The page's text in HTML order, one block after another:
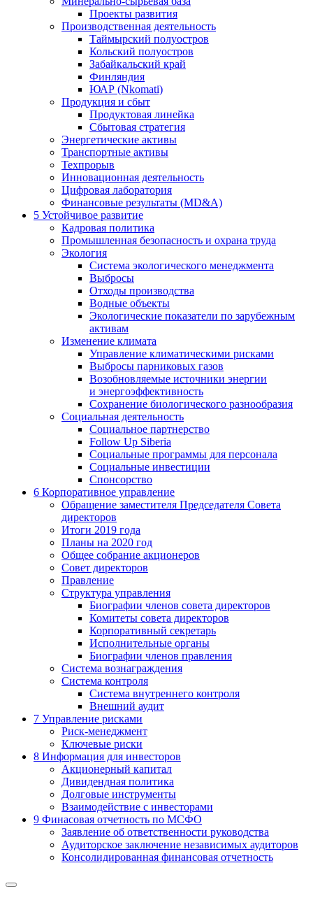
Проекты развития
Производственная деятельность
Таймырский полуостров
Кольский полуостров
Забайкальский край
Финляндия
ЮАР (Nkomati)
Продукция и сбыт
Продуктовая линейка
Сбытовая стратегия
Энергетические активы
Транспортные активы
Техпрорыв
Инновационная деятельность
Цифровая лаборатория
Финансовые результаты (MD&A)
5 Устойчивое развитие
Кадровая политика
Промышленная безопасность и охрана труда
Экология
Система экологического менеджмента
Выбросы
Отходы производства
Водные объекты
Экологические показатели по зарубежным
активам
Изменение климата
Управление климатическими рисками
Выбросы парниковых газов
Возобновляемые источники энергии
и энергоэффективность
Сохранение биологического разнообразия
Социальная деятельность
Социальное партнерство
Follow Up Siberia
Социальные программы для персонала
Социальные инвестиции
Спонсорство
6 Корпоративное управление
Обращение заместителя Председателя Совета
директоров
Итоги 2019 года
Планы на 2020 год
Общее собрание акционеров
Совет директоров
Правление
Структура управления
Биографии членов совета директоров
Комитеты совета директоров
Корпоративный секретарь
Исполнительные органы
Биографии членов правления
Система вознаграждения
Система контроля
Система внутреннего контроля
Внешний аудит
7 Управление рисками
Риск-менеджмент
Ключевые риски
8 Информация для инвесторов
Акционерный капитал
Дивидендная политика
Долговые инструменты
Взаимодействие с инвеcторами
9 Финасовая отчетность по МСФО
Заявление об ответственности руководства
Аудиторское заключение независимых аудиторов
Консолидированная финансовая отчетность